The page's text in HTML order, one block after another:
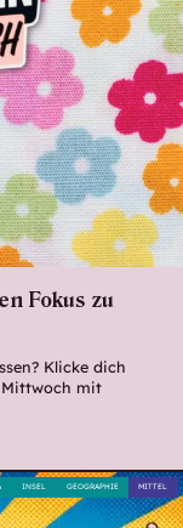
Fokus zu
Klicke dich
Mittwoch mit
MITTEL
GEOGRAPHIE
INSEL